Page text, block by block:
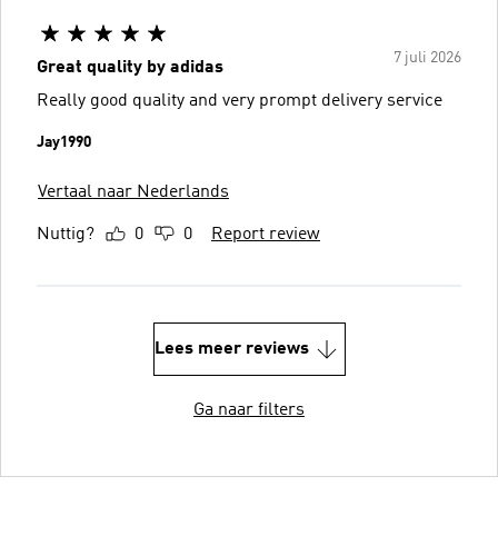
7 juli 2026
Great quality by adidas
Really good quality and very prompt delivery service
Jay1990
Vertaal naar Nederlands
Nuttig? 0 0 Report review
Lees meer reviews
Ga naar filters